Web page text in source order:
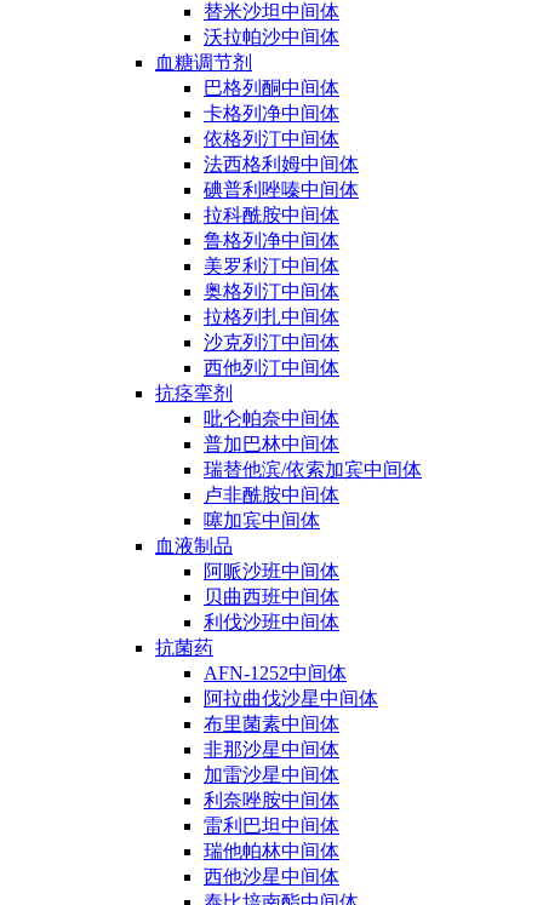
替米沙坦中间体
沃拉帕沙中间体
血糖调节剂
巴格列酮中间体
卡格列净中间体
依格列汀中间体
法西格利姆中间体
碘普利唑嗪中间体
拉科酰胺中间体
鲁格列净中间体
美罗利汀中间体
奥格列汀中间体
拉格列扎中间体
沙克列汀中间体
西他列汀中间体
抗痉挛剂
吡仑帕奈中间体
普加巴林中间体
瑞替他滨/依索加宾中间体
卢非酰胺中间体
噻加宾中间体
血液制品
阿哌沙班中间体
贝曲西班中间体
利伐沙班中间体
抗菌药
AFN-1252中间体
阿拉曲伐沙星中间体
布里菌素中间体
非那沙星中间体
加雷沙星中间体
利奈唑胺中间体
雷利巴坦中间体
瑞他帕林中间体
西他沙星中间体